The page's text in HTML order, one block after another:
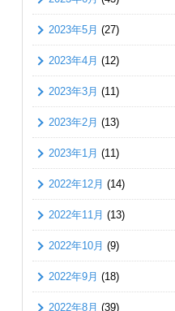
2023年5月 (27)
2023年4月 (12)
2023年3月 (11)
2023年2月 (13)
2023年1月 (11)
2022年12月 (14)
2022年11月 (13)
2022年10月 (9)
2022年9月 (18)
2022年8月 (39)